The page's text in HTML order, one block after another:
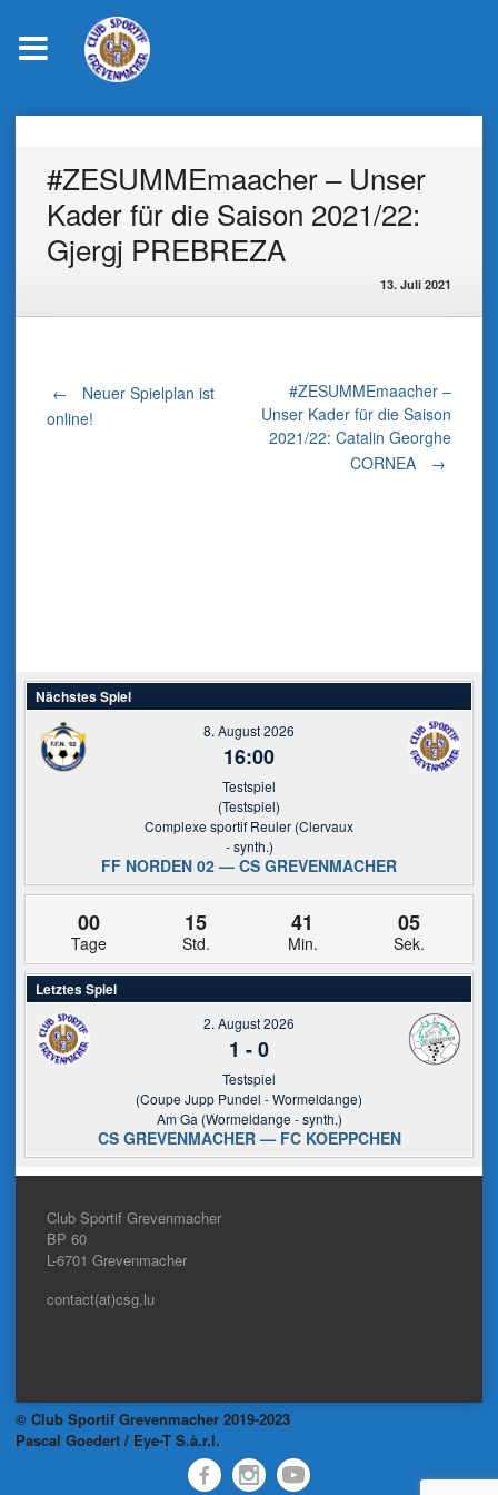
content#ZESUMMEmaacher – Unser
Kader für die Saison 2021/22:
Gjergj PREBREZA
13. Juli 2021
Post
←
Neuer Spielplan ist
online!
#ZESUMMEmaacher –
Unser Kader für die Saison
2021/22: Catalin Georghe
CORNEA
→
Nächstes Spiel
8. August 2026
16:00
Testspiel
(Testspiel)
Complexe sportif Reuler (Clervaux
- synth.)
FF NORDEN 02 — CS GREVENMACHER
00
Tage
15
Std.
41
Min.
05
Sek.
Letztes Spiel
2. August 2026
1 -0
Testspiel
(Coupe Jupp Pundel - Wormeldange)
Am Ga (Wormeldange - synth.)
CS GREVENMACHER — FC KOEPPCHEN
Club Sportif Grevenmacher
BP 60
L-6701 Grevenmacher
contact(at)csg.lu
© Club Sportif Grevenmacher 2019-2023
Pascal Goedert / Eye-T S.à.r.l.